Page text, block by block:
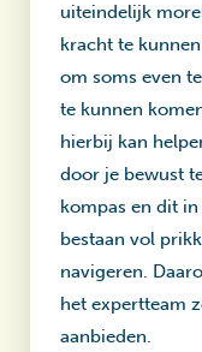
uiteindelijk
kracht te
om soms even
te kunnen
hierbij kan
door je bewust
kompas en dit
bestaan vol
navigeren.
het expertteam
aanbieden.